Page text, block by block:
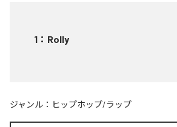
1 ： Rolly
ジャンル： ヒップホップ/ラップ